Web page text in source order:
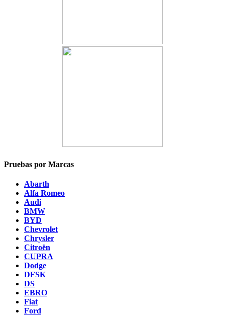
Pruebas por Marcas
Abarth
Alfa Romeo
Audi
BMW
BYD
Chevrolet
Chrysler
Citroën
CUPRA
Dodge
DFSK
DS
EBRO
Fiat
Ford